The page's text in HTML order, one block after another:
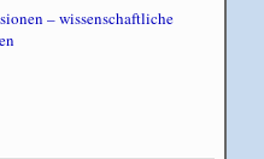
– wissenschaftliche